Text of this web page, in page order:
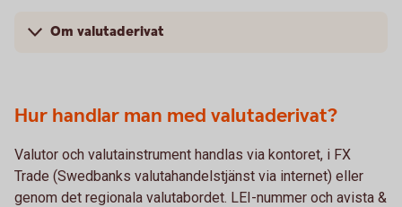
Om valutaderivat
Hur handlar man med valutaderivat?
Valutor och valutainstrument handlas via kontoret, i FX
Trade (Swedbanks valutahandelstjänst via internet) eller
genom det regionala valutabordet. LEI-nummer och avista &